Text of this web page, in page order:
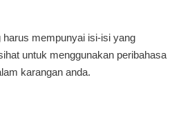
mempunyai isi-isi yang
untuk menggunakan peribahasa
karangan anda.